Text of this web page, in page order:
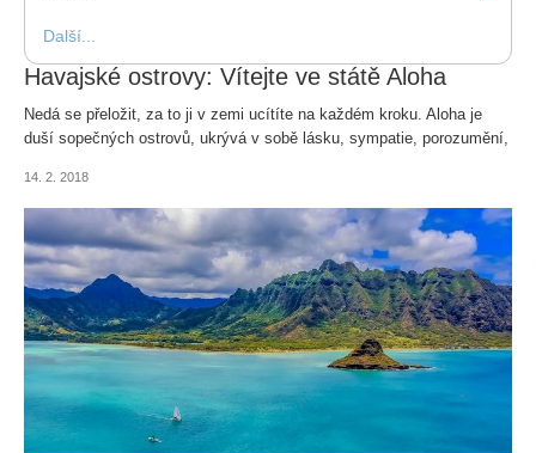
Další...
Havajské ostrovy: Vítejte ve státě Aloha
Nedá se přeložit, za to ji v zemi ucítíte na každém kroku. Aloha je
duší sopečných ostrovů, ukrývá v sobě lásku, sympatie, porozumění,
hymně nebo znaku, dokonce je otisknuto i do jejich víry. Ta vybízí k
poznání sebe samého, získání vlastních zkušeností a pravd, i k
všestranné toleranci.
14. 2. 2018